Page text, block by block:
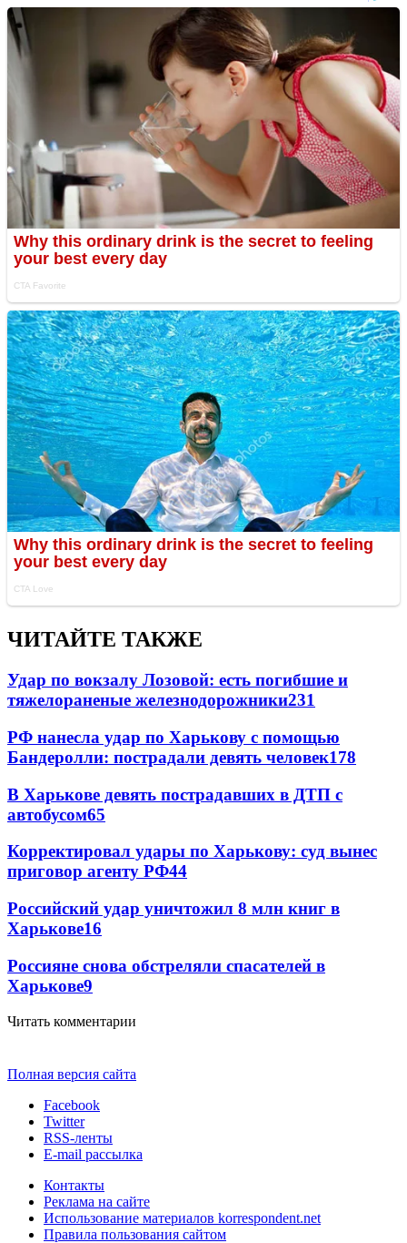
ЧИТАЙТЕ ТАКЖЕ
Удар по вокзалу Лозовой: есть погибшие и
тяжелораненые железнодорожники231
РФ нанесла удар по Харькову с помощью
Бандеролли: пострадали девять человек178
В Харькове девять пострадавших в ДТП с
автобусом65
Корректировал удары по Харькову: суд вынес
приговор агенту РФ44
Российский удар уничтожил 8 млн книг в
Харькове16
Россияне снова обстреляли спасателей в
Харькове9
Читать комментарии
Полная версия сайта
Facebook
Twitter
RSS-ленты
E-mail рассылка
Контакты
Реклама на сайте
Использование материалов korrespondent.net
Правила пользования сайтом